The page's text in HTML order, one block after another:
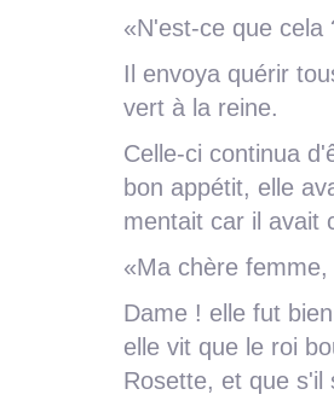
«N'est-ce que cela
Il envoya quérir
vert à la reine.
Celle-ci continua
bon appétit, elle
mentait car il avait
«Ma chère
Dame ! elle fut
elle vit que le roi
Rosette, et que s'il